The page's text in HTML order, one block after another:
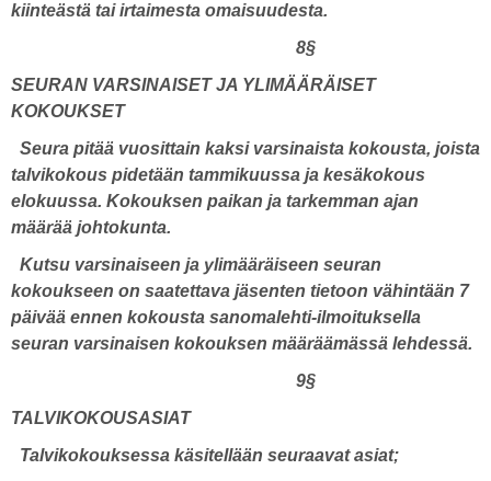
kiinteästä tai irtaimesta omaisuudesta.
8§
SEURAN VARSINAISET JA YLIMÄÄRÄISET
KOKOUKSET
Seura pitää vuosittain kaksi varsinaista kokousta, joista
talvikokous pidetään tammikuussa ja kesäkokous
elokuussa. Kokouksen paikan ja tarkemman ajan
määrää johtokunta.
Kutsu varsinaiseen ja ylimääräiseen seuran
kokoukseen on saatettava jäsenten tietoon vähintään 7
päivää ennen kokousta sanomalehti-ilmoituksella
seuran varsinaisen kokouksen määräämässä lehdessä.
9§
TALVIKOKOUSASIAT
Talvikokouksessa käsitellään seuraavat asiat;